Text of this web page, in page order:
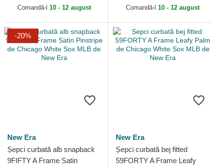
Sox MLB de New Era
Comandă-l 10 - 12 august Comandă-l 10 - 12 august
-20%
New Era
Șepci curbată alb snapback
9FIFTY A Frame Satin
New Era
Șepci curbată bej fitted
59FORTY A Frame Leafy